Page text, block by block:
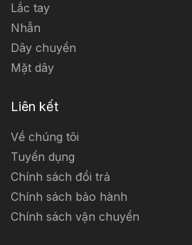
Lắc tay
Nhẫn
Dây chuyền
Mặt dây
Liên kết
Về chúng tôi
Tuyển dụng
Chính sách đổi trả
Chính sách bảo hành
Chính sách vận chuyển